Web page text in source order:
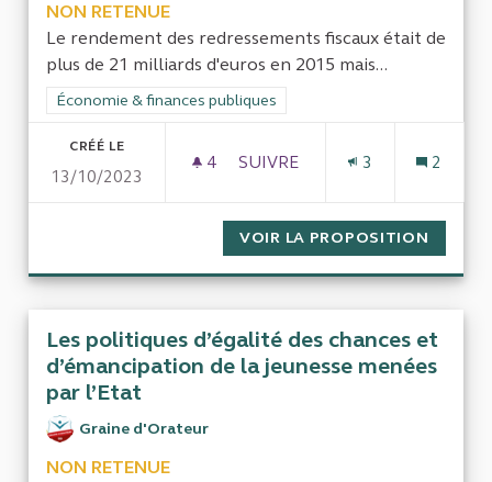
NON RETENUE
Le rendement des redressements fiscaux était de
plus de 21 milliards d'euros en 2015 mais...
Filtrer les résultats de la catégorie : Économie & finances
Économie & finances publiques
CRÉÉ LE
13/10/2023
4 4 ABONNÉS
SUIVRE
3 2
VOIR LA PROPOSITION
Les politiques d’égalité des chances et
d’émancipation de la jeunesse menées
par l’Etat
Graine d'Orateur
NON RETENUE